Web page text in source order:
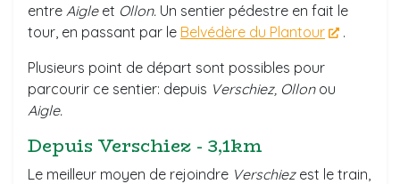
entre Aigleet Ollon. Un sentier pédestre en fait le
tour, en passant par le Belvédère du Plantour
.
Plusieurs point de départ sont possibles pour
parcourir ce sentier: depuis Verschiez, Ollonou
Aigle.
Depuis Verschiez - 3,1km
Le meilleur moyen de rejoindre Verschiezest le train,